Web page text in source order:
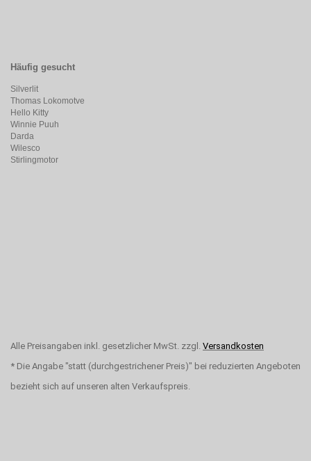
Häufig gesucht
Silverlit
Thomas Lokomotve
Hello Kitty
Winnie Puuh
Darda
Wilesco
Stirlingmotor
Alle Preisangaben inkl. gesetzlicher MwSt. zzgl. Versandkosten
* Die Angabe "statt (durchgestrichener Preis)" bei reduzierten Angeboten
bezieht sich auf unseren alten Verkaufspreis.